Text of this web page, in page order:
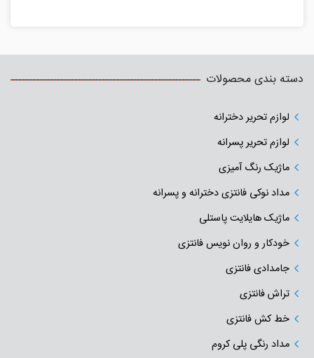
دسته بندی محصولات
لوازم تحریر دخترانه
لوازم تحریر پسرانه
ماژیک رنگ آمیزی
مداد نوکی فانتزی دخترانه و پسرانه
ماژیک هایلایت پاستلی
خودکار و روان نویس فانتزی
جامدادی‌ فانتزی
تراش فانتزی
خط کش فانتزی
مداد رنگی پلی کروم